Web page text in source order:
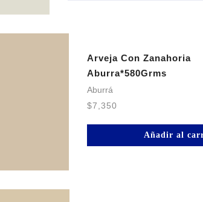
Arveja Con Zanahoria
Aburra*580Grms
Aburrá
$7,350
Añadir al